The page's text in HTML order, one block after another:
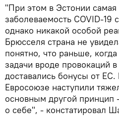
"При этом в Эстонии самая
заболеваемость COVID-19
однако никакой особой
Брюсселя страна не
понятно, что раньше,
задачи вроде провокаций
доставались бонусы от ЕС.
Евросоюзе наступили
основным другой принцип
о себе", - констатировал